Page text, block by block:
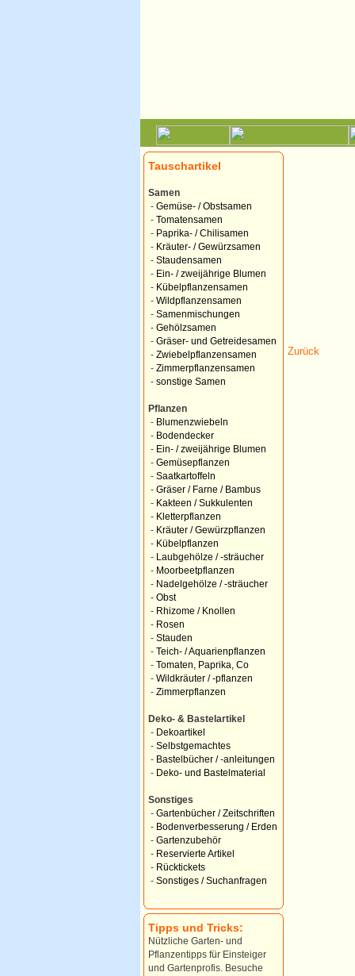
Tauschartikel
Samen
- Gemüse- / Obstsamen
- Tomatensamen
- Paprika- / Chilisamen
- Kräuter- / Gewürzsamen
- Staudensamen
- Ein- / zweijährige Blumen
- Kübelpflanzensamen
- Wildpflanzensamen
- Samenmischungen
- Gehölzsamen
- Gräser- und Getreidesamen
- Zwiebelpflanzensamen
- Zimmerpflanzensamen
- sonstige Samen
Pflanzen
- Blumenzwiebeln
- Bodendecker
- Ein- / zweijährige Blumen
- Gemüsepflanzen
- Saatkartoffeln
- Gräser / Farne / Bambus
- Kakteen / Sukkulenten
- Kletterpflanzen
- Kräuter / Gewürzpflanzen
- Kübelpflanzen
-
Laubgehölze / -sträucher
- Moorbeetpflanzen
- Nadelgehölze / -sträucher
- Obst
- Rhizome / Knollen
- Rosen
- Stauden
- Teich- / Aquarienpflanzen
- Tomaten, Paprika, Co
- Wildkräuter / -pflanzen
- Zimmerpflanzen
Deko- & Bastelartikel
- Dekoartikel
- Selbstgemachtes
- Bastelbücher / -anleitungen
- Deko- und Bastelmaterial
Sonstiges
- Gartenbücher / Zeitschriften
- Bodenverbesserung / Erden
- Gartenzubehör
- Reservierte Artikel
- Rücktickets
- Sonstiges / Suchanfragen
Tipps und Tricks:
Nützliche Garten- und
Pflanzentipps für Einsteiger
und Gartenprofis. Besuche
Zurück